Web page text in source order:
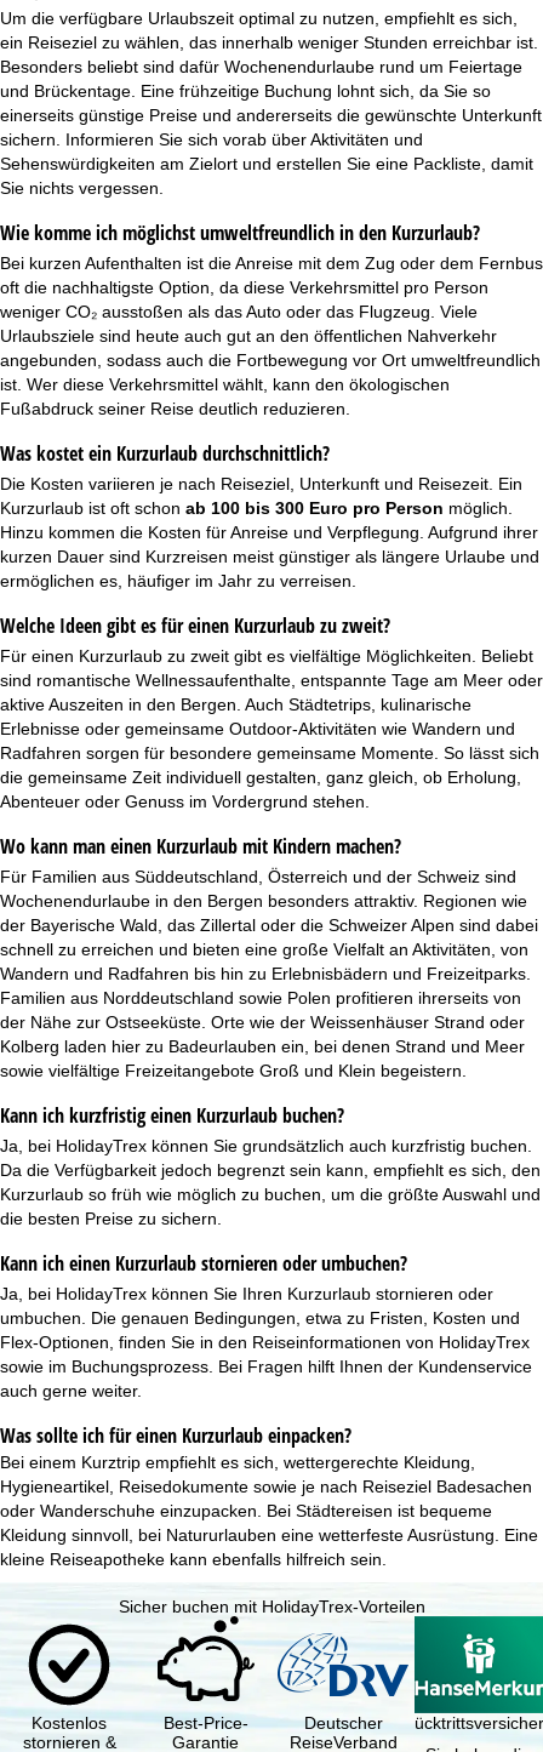
Um die verfügbare Urlaubszeit optimal zu nutzen, empfiehlt es sich,
ein Reiseziel zu wählen, das innerhalb weniger Stunden erreichbar ist.
Besonders beliebt sind dafür Wochenendurlaube rund um Feiertage
und Brückentage. Eine frühzeitige Buchung lohnt sich, da Sie so
einerseits günstige Preise und andererseits die gewünschte Unterkunft
sichern. Informieren Sie sich vorab über Aktivitäten und
Sehenswürdigkeiten am Zielort und erstellen Sie eine Packliste, damit
Sie nichts vergessen.
Wie komme ich möglichst umweltfreundlich in den Kurzurlaub?
Bei kurzen Aufenthalten ist die Anreise mit dem Zug oder dem Fernbus
oft die nachhaltigste Option, da diese Verkehrsmittel pro Person
weniger CO₂ ausstoßen als das Auto oder das Flugzeug. Viele
Urlaubsziele sind heute auch gut an den öffentlichen Nahverkehr
angebunden, sodass auch die Fortbewegung vor Ort umweltfreundlich
ist. Wer diese Verkehrsmittel wählt, kann den ökologischen
Fußabdruck seiner Reise deutlich reduzieren.
Was kostet ein Kurzurlaub durchschnittlich?
Die Kosten variieren je nach Reiseziel, Unterkunft und Reisezeit. Ein
Kurzurlaub ist oft schon ab 100 bis 300 Euro pro Person möglich.
Hinzu kommen die Kosten für Anreise und Verpflegung. Aufgrund ihrer
kurzen Dauer sind Kurzreisen meist günstiger als längere Urlaube und
ermöglichen es, häufiger im Jahr zu verreisen.
Welche Ideen gibt es für einen Kurzurlaub zu zweit?
Für einen Kurzurlaub zu zweit gibt es vielfältige Möglichkeiten. Beliebt
sind romantische Wellnessaufenthalte, entspannte Tage am Meer oder
aktive Auszeiten in den Bergen. Auch Städtetrips, kulinarische
Erlebnisse oder gemeinsame Outdoor-Aktivitäten wie Wandern und
Radfahren sorgen für besondere gemeinsame Momente. So lässt sich
die gemeinsame Zeit individuell gestalten, ganz gleich, ob Erholung,
Abenteuer oder Genuss im Vordergrund stehen.
Wo kann man einen Kurzurlaub mit Kindern machen?
Für Familien aus Süddeutschland, Österreich und der Schweiz sind
Wochenendurlaube in den Bergen besonders attraktiv. Regionen wie
der Bayerische Wald, das Zillertal oder die Schweizer Alpen sind dabei
schnell zu erreichen und bieten eine große Vielfalt an Aktivitäten, von
Wandern und Radfahren bis hin zu Erlebnisbädern und Freizeitparks.
Familien aus Norddeutschland sowie Polen profitieren ihrerseits von
der Nähe zur Ostseeküste. Orte wie der Weissenhäuser Strand oder
Kolberg laden hier zu Badeurlauben ein, bei denen Strand und Meer
sowie vielfältige Freizeitangebote Groß und Klein begeistern.
Kann ich kurzfristig einen Kurzurlaub buchen?
Ja, bei HolidayTrex können Sie grundsätzlich auch kurzfristig buchen.
Da die Verfügbarkeit jedoch begrenzt sein kann, empfiehlt es sich, den
Kurzurlaub so früh wie möglich zu buchen, um die größte Auswahl und
die besten Preise zu sichern.
Kann ich einen Kurzurlaub stornieren oder umbuchen?
Ja, bei HolidayTrex können Sie Ihren Kurzurlaub stornieren oder
umbuchen. Die genauen Bedingungen, etwa zu Fristen, Kosten und
Flex-Optionen, finden Sie in den Reiseinformationen von HolidayTrex
sowie im Buchungsprozess. Bei Fragen hilft Ihnen der Kundenservice
auch gerne weiter.
Was sollte ich für einen Kurzurlaub einpacken?
Bei einem Kurztrip empfiehlt es sich, wettergerechte Kleidung,
Hygieneartikel, Reisedokumente sowie je nach Reiseziel Badesachen
oder Wanderschuhe einzupacken. Bei Städtereisen ist bequeme
Kleidung sinnvoll, bei Natururlauben eine wetterfeste Ausrüstung. Eine
kleine Reiseapotheke kann ebenfalls hilfreich sein.
Sicher buchen mit HolidayTrex-Vorteilen
Kostenlos
stornieren &
Best-Price-
Garantie
Deutscher
ReiseVerband